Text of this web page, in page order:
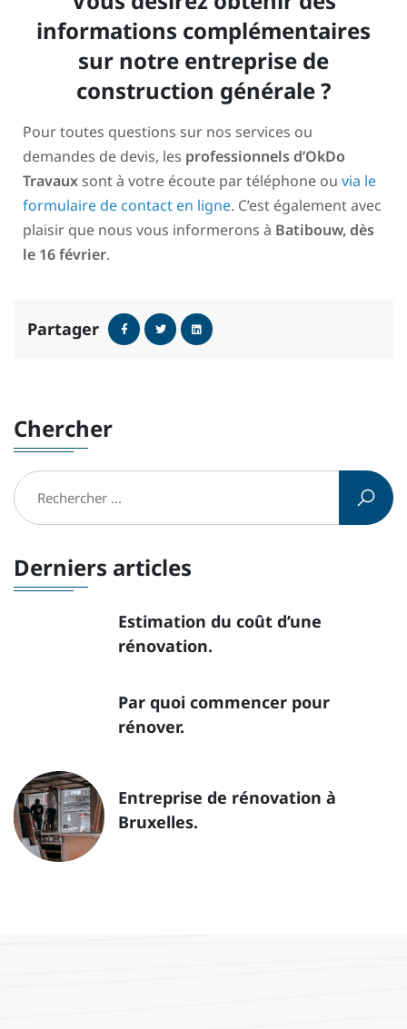
informations complémentaires
sur notre entreprise de
construction générale ?
Pour toutes questions sur nos services ou
demandes de devis, les professionnels d’OkDo
Travaux sont à votre écoute par téléphone ou via le
formulaire de contact en ligne. C’est également avec
plaisir que nous vous informerons à Batibouw, dès
le 16 février.
Partager
Chercher
Derniers articles
Estimation du coût d’une
rénovation.
Par quoi commencer pour
rénover.
Entreprise de rénovation à
Bruxelles.